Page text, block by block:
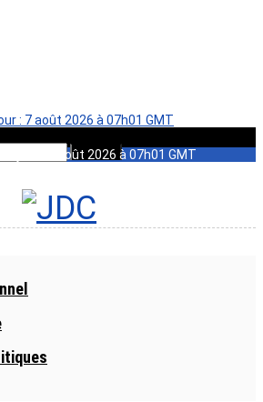
: 7 août 2026 à 07h01 GMT
à jour : 7 août 2026 à 07h01 GMT